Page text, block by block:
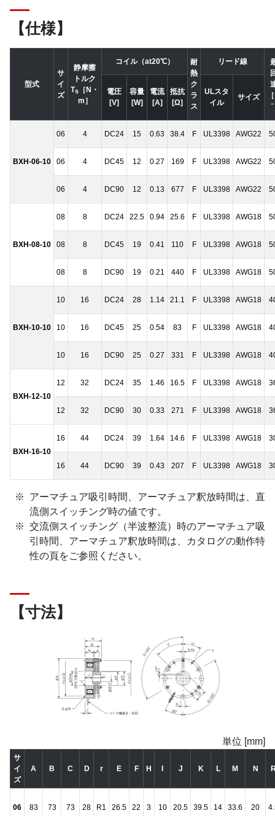
【仕様】
型式
サ
イ
ズ
静摩擦
トルク
Ts ［N・
m］
コイル（at20℃）
耐
熱
ク
ラ
ス
リード線
電圧
[V]
容量
[W]
電流
[A]
抵抗
[Ω]
ULスタ
イル
サイズ
BXH-06-10
06 4 DC24 15 0.63 38.4 F UL3398 AWG22
06 4 DC45 12 0.27 169 F UL3398 AWG22
06 4 DC90 12 0.13 677 F UL3398 AWG22
BXH-08-10
08 8 DC24 22.5 0.94 25.6 F UL3398 AWG18
08 8 DC45 19 0.41 110 F UL3398 AWG18
08 8 DC90 19 0.21 440 F UL3398 AWG18
BXH-10-10
10 16 DC24 28 1.14 21.1 F UL3398 AWG18
10 16 DC45 25 0.54 83 F UL3398 AWG18
10 16 DC90 25 0.27 331 F UL3398 AWG18
BXH-12-10
12 32 DC24 35 1.46 16.5 F UL3398 AWG18
12 32 DC90 30 0.33 271 F UL3398 AWG18
BXH-16-10
16 44 DC24 39 1.64 14.6 F UL3398 AWG18
16 44 DC90 39 0.43 207 F UL3398 AWG18
アーマチュア吸引時間、アーマチュア釈放時間は、直
流側スイッチング時の値です。
交流側スイッチング（半波整流）時のアーマチュア吸
引時間、アーマチュア釈放時間は、カタログの動作特
性の頁をご参照ください。
【寸法】
単位 [mm]
サ
イ
ズ
A B C D r E F H J K L M N
06 83 73 73 28 R1 26.5 22 3 10 20.5 39.5 14 33.6 20